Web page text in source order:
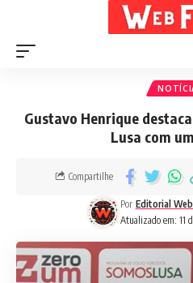
Gustavo Henrique
Lusa com
Atualizado em: 11
Por Editorial
Compartilhe